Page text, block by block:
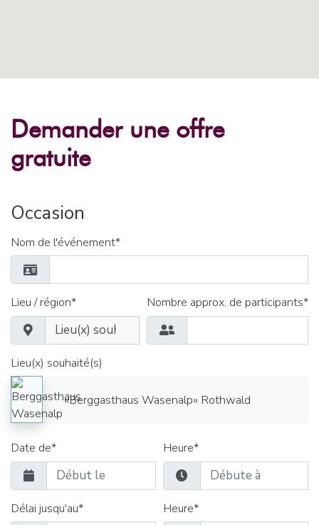
Demander une offre
gratuite
Occasion
Nom de l'événement*
Lieu / région* Nombre approx. de participants*
Lieu(x) souhaité(s)
«Berggasthaus Wasenalp» Rothwald
Date de* Heure*
Délai jusqu'au* Heure*